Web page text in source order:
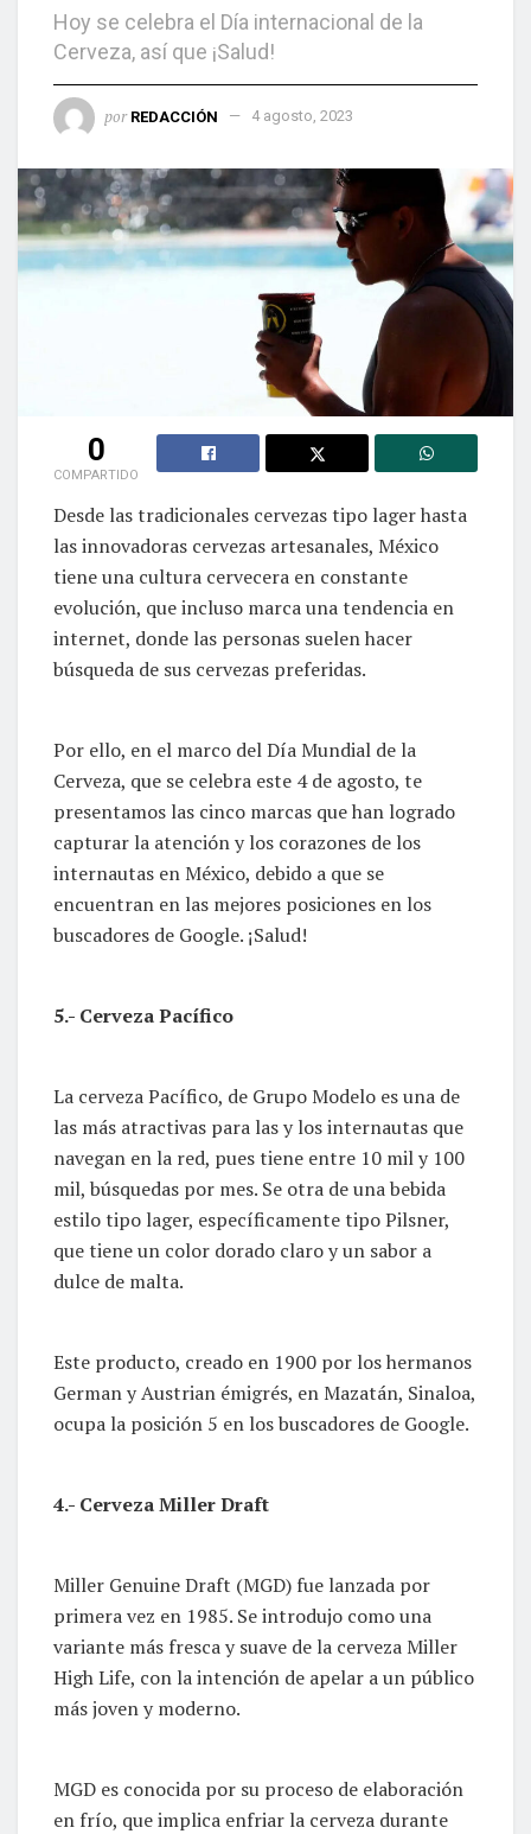
Hoy se celebra el Día internacional de la
Cerveza, así que ¡Salud!
por REDACCIÓN 4 agosto, 2023
0
COMPARTIDO
Desde las tradicionales cervezas tipo lager hasta
las innovadoras cervezas artesanales, México
tiene una cultura cervecera en constante
evolución, que incluso marca una tendencia en
internet, donde las personas suelen hacer
búsqueda de sus cervezas preferidas.
Por ello, en el marco del Día Mundial de la
Cerveza, que se celebra este 4 de agosto, te
presentamos las cinco marcas que han logrado
capturar la atención y los corazones de los
internautas en México, debido a que se
encuentran en las mejores posiciones en los
buscadores de Google. ¡Salud!
5.- Cerveza Pacífico
La cerveza Pacífico, de Grupo Modelo es una de
las más atractivas para las y los internautas que
navegan en la red, pues tiene entre 10 mil y 100
mil, búsquedas por mes. Se otra de una bebida
estilo tipo lager, específicamente tipo Pilsner,
que tiene un color dorado claro y un sabor a
dulce de malta.
Este producto, creado en 1900 por los hermanos
German y Austrian émigrés, en Mazatán, Sinaloa,
ocupa la posición 5 en los buscadores de Google.
4.- Cerveza Miller Draft
Miller Genuine Draft (MGD) fue lanzada por
primera vez en 1985. Se introdujo como una
variante más fresca y suave de la cerveza Miller
High Life, con la intención de apelar a un público
más joven y moderno.
MGD es conocida por su proceso de elaboración
en frío, que implica enfriar la cerveza durante